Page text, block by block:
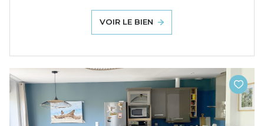
VOIR LE BIEN